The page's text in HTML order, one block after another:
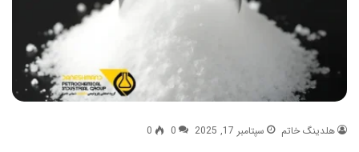
هلدینگ خاتم سپتامبر 17, 2025 0
0